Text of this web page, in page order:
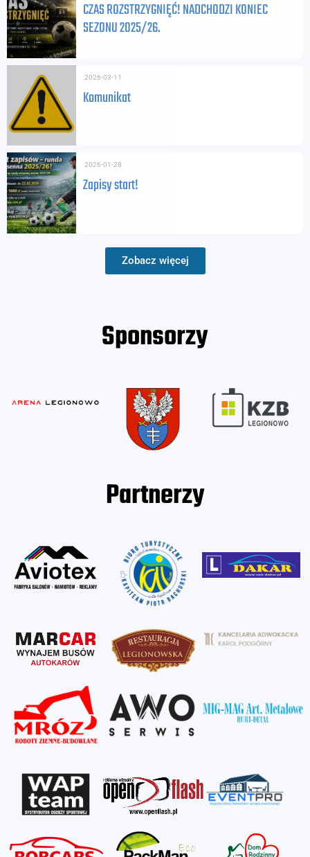
CZAS ROZSTRZYGNIĘĆ! NADCHODZI KONIEC
SEZONU 2025/26.
Komunikat
2026-03-11
Zapisy start!
2026-01-28
Zobacz więcej
Sponsorzy
Partnerzy